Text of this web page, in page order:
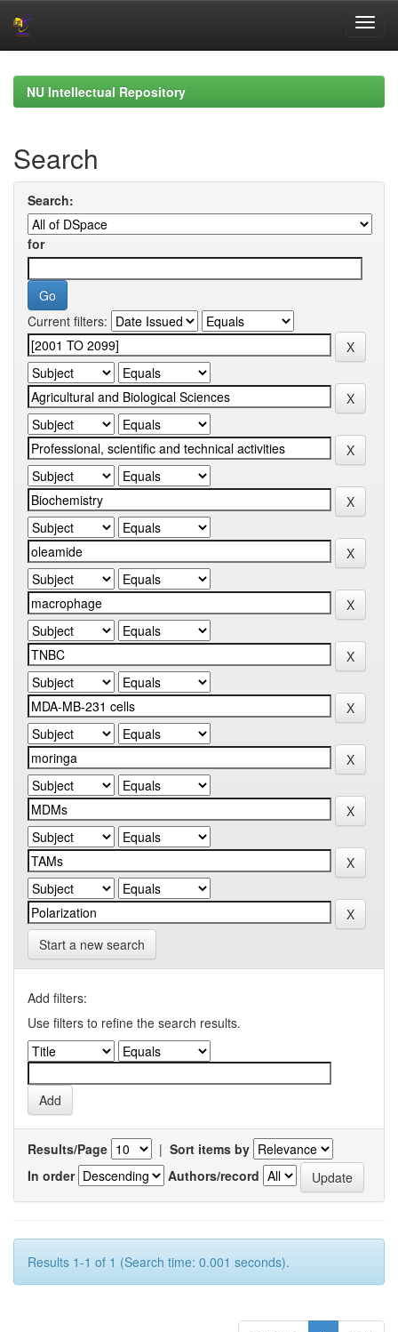
navigationNU Intellectual Repository
Search
Search:
for
Current filters:
Start a new search
Add filters:
Use filters to refine the search results.
Results/Page | Sort items by
In order
Authors/record
Results 1-1 of 1 (Search time: 0.001 seconds).